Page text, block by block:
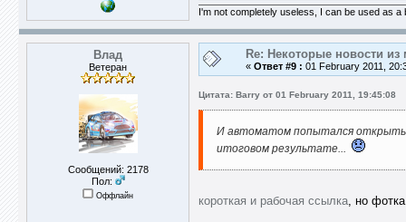
I'm not completely useless, I can be used as a
Влад
Ветеран
Сообщений: 2178
Пол:
Оффлайн
Re: Некоторые новости
« Ответ #9 : 01 February 2011,
Цитата: Barry от 01 February 2011, 19:45:08
И автоматом попытался открыть
итоговом результате...
короткая и рабочая ссылка, но